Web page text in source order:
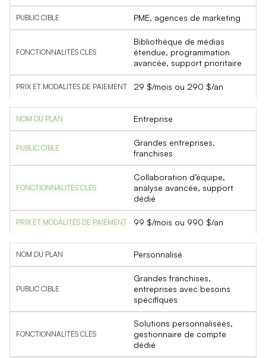
PME, agences de marketing
Bibliothèque de médias
étendue, programmation
avancée, support prioritaire
29 $/mois ou 290 $/an
Entreprise
Grandes entreprises,
franchises
Collaboration d’équipe,
analyse avancée, support
dédié
99 $/mois ou 990 $/an
Personnalisé
Grandes franchises,
entreprises avec besoins
spécifiques
Solutions personnalisées,
gestionnaire de compte
dédié